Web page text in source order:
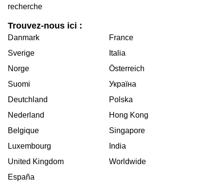
recherche
Trouvez-nous ici :
Danmark
Sverige
Norge
Suomi
Deutchland
Nederland
Belgique
Luxembourg
United Kingdom
España
France
Italia
Österreich
Україна
Polska
Hong Kong
Singapore
India
Worldwide